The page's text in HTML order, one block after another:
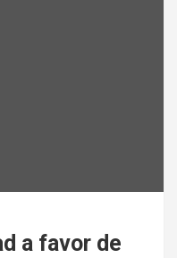
a favor de